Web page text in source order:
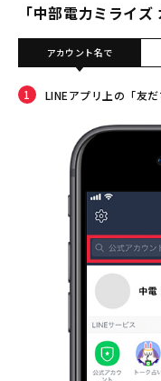
「中部電力ミライ
アカウント名で
1 LINEアプリ上の「友